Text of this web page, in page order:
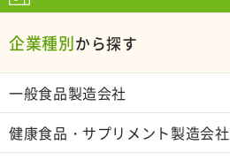
企業種別から探す
一般食品製造会社
健康食品・サプリメント製造会社